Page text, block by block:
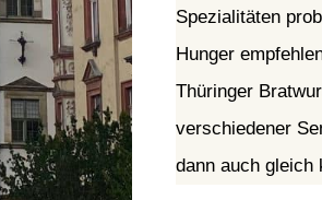
Spezialitäten
Hunger
Thüringer
verschiedener
dann auch gleich